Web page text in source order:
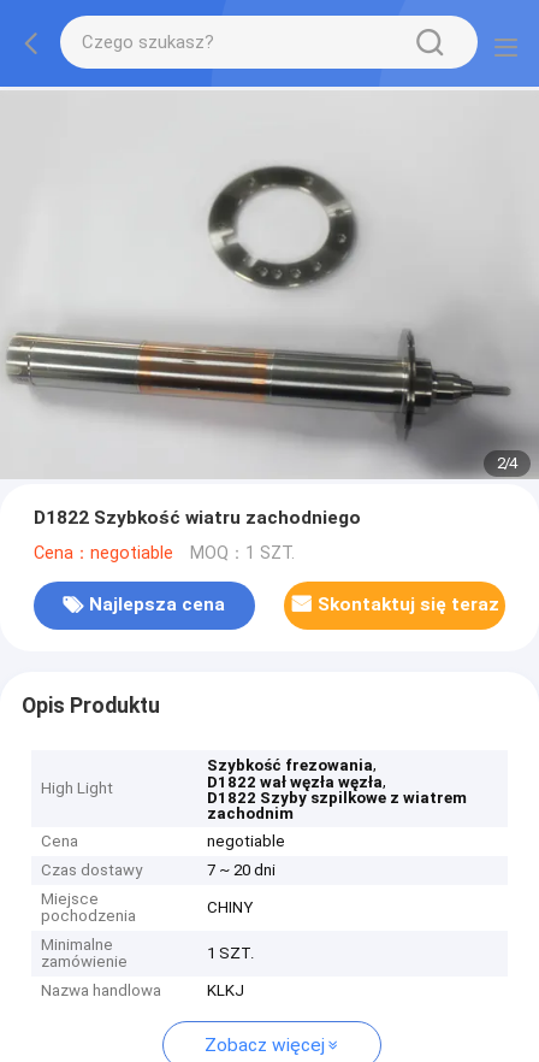
3/4
D1822 Szybkość wiatru zachodniego
Cena：negotiable MOQ：1 SZT.
Najlepsza cena Skontaktuj się teraz
Opis Produktu
High Light
Szybkość frezowania,
D1822 wał węzła węzła,
D1822 Szyby szpilkowe z wiatrem
zachodnim
Cena
negotiable
Czas dostawy
7 ~ 20 dni
Miejsce
pochodzenia
CHINY
Minimalne
zamówienie
1 SZT.
Nazwa handlowa KLKJ
Zobacz więcej